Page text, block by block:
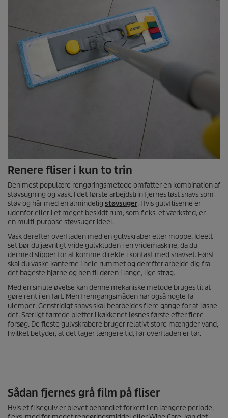
Renere fliser i kun to trin
Den mest populære rengøringsmetode omfatter en kombination af
støvsugning og vask. I det første arbejdstrin fjernes løst snavs som
støv og hår med en almindelig støvsuger. Hvis gulvfliserne er
udenfor eller i et meget beskidt rum, som f.eks. et værksted, er
en multi-purpose støvsuger ideel.
Vask derefter overfladen med en gulvskraber eller moppe. Ideelt
set bør du jævnligt vride gulvkluden i en vridemaskine, da du
dermed slipper for at komme direkte i kontakt med snavset. Først
skal du vaske kanterne i hele rummet og derefter arbejde dig fra
det bageste hjørne og hen til døren i lange, lige strøg.
Med en smule øvelse kan denne mekaniske metode bruges til at
gøre rent i en fart. Men fremgangsmåden har også nogle få
ulemper: Genstridigt snavs skal bearbejdes flere gange for at løsne
det. Særligt tørrede pletter i køkkenet løsnes første efter flere
forsøg. De fleste gulvskrabere bruger relativt store mængder vand,
hvilket betyder, at det tager længere tid, før overfladen er tør.
Sådan fjernes grå film på fliser
Hvis et flisegulv er blevet behandlet forkert i en længere periode,